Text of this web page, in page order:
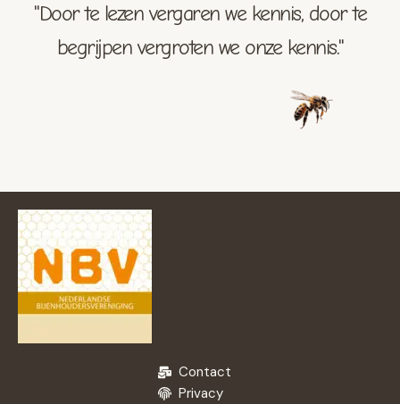
"Door te lezen vergaren we kennis, door te
begrijpen vergroten we onze kennis."
Contact
Privacy